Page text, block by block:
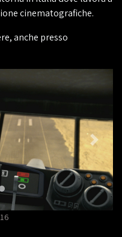
cinematografiche.
anche presso